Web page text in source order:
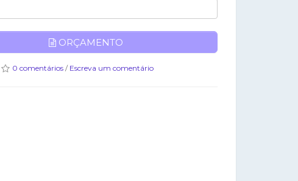
ORÇAMENTO
0 comentários/ Escreva um comentário